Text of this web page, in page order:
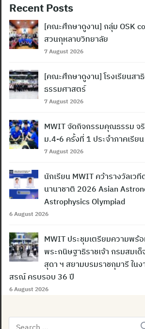
Search
Recent Posts
[คณะศึกษาดูงาน] กลุ่ม OSK
สวนกุหลาบวิทยาลัย
7 August 2026
[คณะศึกษาดูงาน] โรงเรียนสา
ธรรมศาสตร์
7 August 2026
MWIT จัดกิจกรรมคุณธรรม จ
ม.4-6 ครั้งที่ 1 ประจำภาคเรีย
7 August 2026
นักเรียน MWIT คว้ารางวัลเว
นานาชาติ 2026 Asian
Astrophysics Olympiad
6 August 2026
MWIT ประชุมเตรียมความพร้
พระกนิษฐาธิราชเจ้า กรมสมเ
สุดา ฯ สยามบรมราชกุมารี ใน
สรณ์ ครบรอบ 36 ปี
6 August 2026
Search